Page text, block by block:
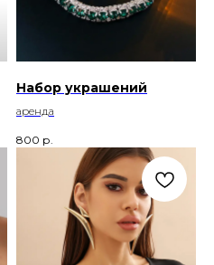
Набор украшений
аренда
800 р.